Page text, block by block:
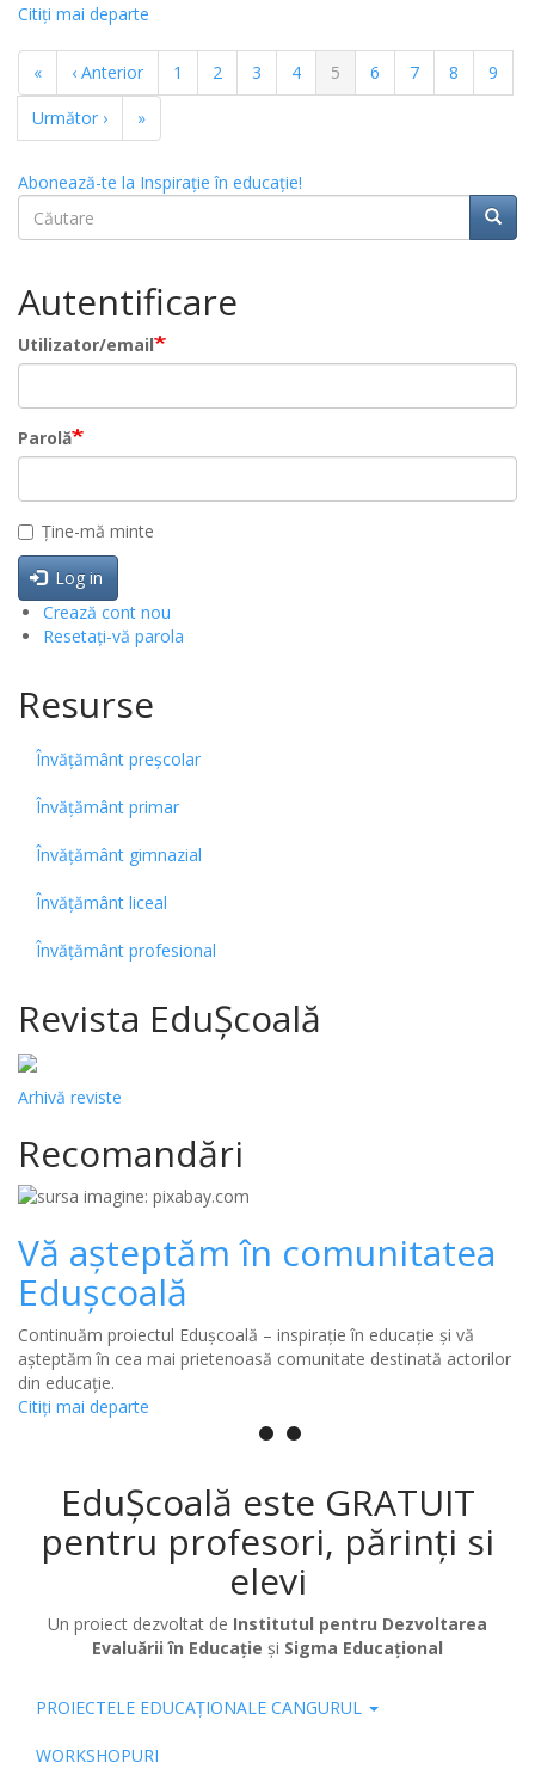
Citiţi mai departe
Paginație
Prima
pagină
«
Pagina
anterioară
‹ Anterior Pagina
1 Pagina
2 Pagina
3 Pagina
4
Pagina
curentă
5 Pagina
6 Pagina
7 Pagina
8
9
Pagina
următoare
Următor ›
Ultima
pagină
»
Abonează-te la Inspirație în educație!
Căutare
Căutare
Autentificare
Utilizator/email
Parolă
Ține-mă minte
Log in
Crează cont nou
Resetați-vă parola
Resurse
Învățământ preșcolar
Învățământ primar
Învățământ gimnazial
Învățământ liceal
Învățământ profesional
Revista EduȘcoală
Arhivă reviste
Recomandări
Vă așteptăm în comunitatea
Edușcoală
Continuăm proiectul Edușcoală – inspirație în educație și vă
așteptăm în cea mai prietenoasă comunitate destinată actorilor
din educație.
Citiţi mai departe
EduȘcoală este GRATUIT
pentru profesori, părinți si
elevi
Un proiect dezvoltat de Institutul pentru Dezvoltarea
Evaluării în Educație și Sigma Educațional
Pub
PROIECTELE EDUCAȚIONALE CANGURUL
WORKSHOPURI